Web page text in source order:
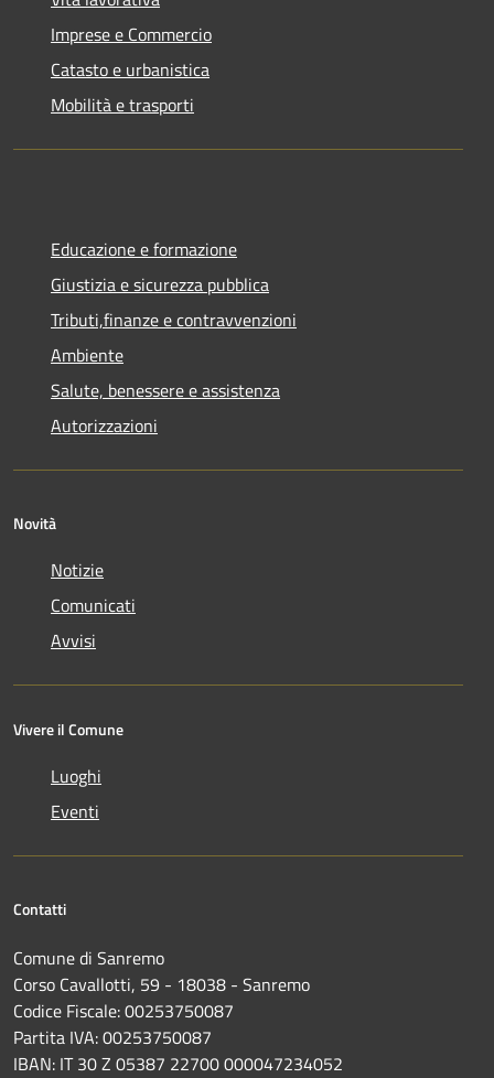
Imprese e Commercio
Catasto e urbanistica
Mobilità e trasporti
Educazione e formazione
Giustizia e sicurezza pubblica
Tributi,finanze e contravvenzioni
Ambiente
Salute, benessere e assistenza
Autorizzazioni
Novità
Notizie
Comunicati
Avvisi
Vivere il Comune
Luoghi
Eventi
Contatti
Comune di Sanremo
Corso Cavallotti, 59 - 18038 - Sanremo
Codice Fiscale: 00253750087
Partita IVA: 00253750087
IBAN: IT 30 Z 05387 22700 000047234052